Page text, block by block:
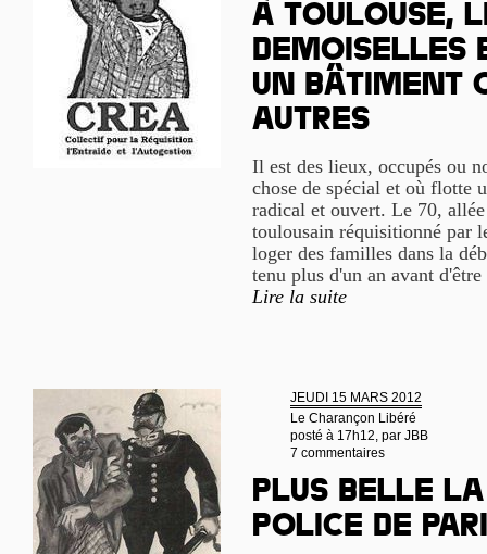
À Toulouse,
Demoiselles
un bâtiment
autres
Il est des lieux, occupés ou
chose de spécial et où flotte
radical et ouvert. Le 70,
toulousain réquisitionné par
loger des familles dans la
tenu plus d'un an avant
Lire la suite
JEUDI 15 MARS 2012
Le Charançon Libéré
posté à 17h12, par JBB
7 commentaires
Plus belle
police de